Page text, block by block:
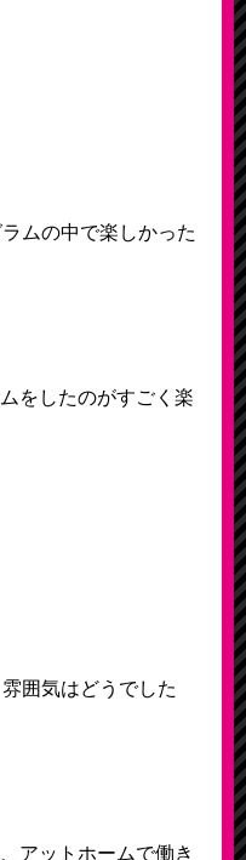
ムの中で楽しかった
をしたのがすごく楽
囲気はどうでした
アットホームで働き